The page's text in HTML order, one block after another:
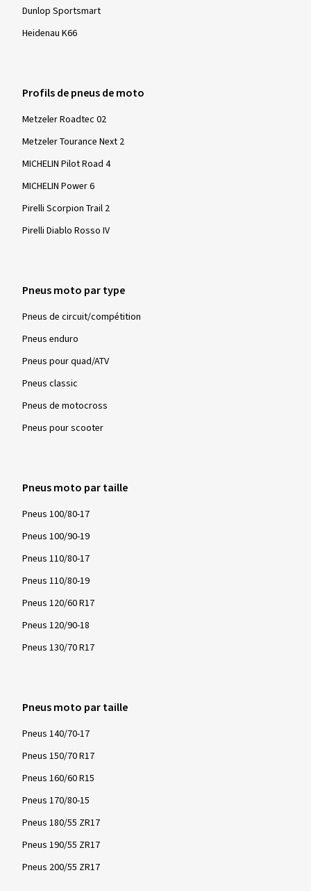
Dunlop Sportsmart
Heidenau K66
Profils de pneus de moto
Metzeler Roadtec 02
Metzeler Tourance Next 2
MICHELIN Pilot Road 4
MICHELIN Power 6
Pirelli Scorpion Trail 2
Pirelli Diablo Rosso IV
Pneus moto par type
Pneus de circuit/compétition
Pneus enduro
Pneus pour quad/ATV
Pneus classic
Pneus de motocross
Pneus pour scooter
Pneus moto par taille
Pneus 100/80-17
Pneus 100/90-19
Pneus 110/80-17
Pneus 110/80-19
Pneus 120/60 R17
Pneus 120/90-18
Pneus 130/70 R17
Pneus moto par taille
Pneus 140/70-17
Pneus 150/70 R17
Pneus 160/60 R15
Pneus 170/80-15
Pneus 180/55 ZR17
Pneus 190/55 ZR17
Pneus 200/55 ZR17